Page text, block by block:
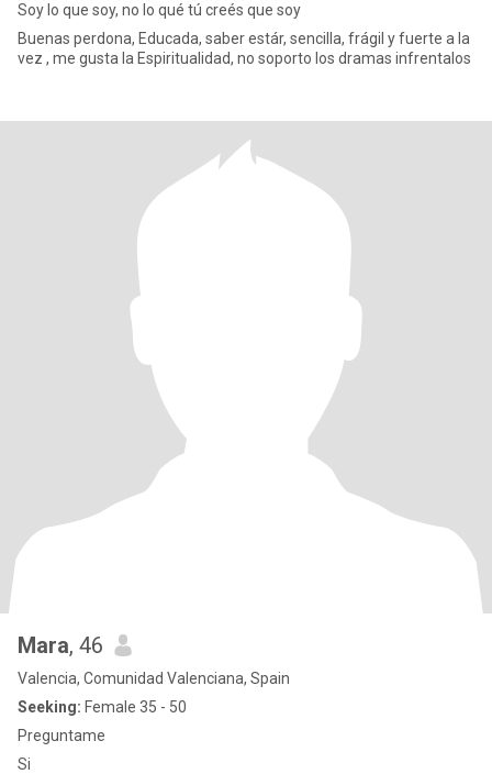
Soy lo que soy, no lo qué tú creés que soy
Buenas perdona, Educada, saber estár, sencilla, frágil y fuerte a la
vez , me gusta la Espiritualidad, no soporto los dramas infrentalos
Mara, 46
Valencia, Comunidad Valenciana, Spain
Seeking: Female 35 - 50
Preguntame
Si